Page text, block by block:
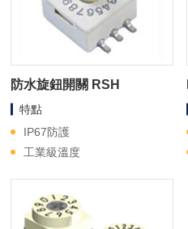
防水旋鈕開關 RSH
特點
IP67防護
工業級溫度